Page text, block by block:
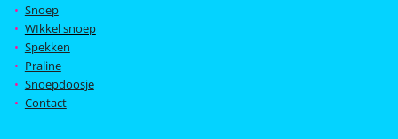
Snoep
WIkkel snoep
Spekken
Praline
Snoepdoosje
Contact